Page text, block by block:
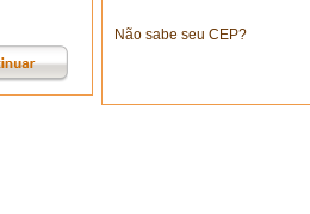
Não sabe seu CEP?